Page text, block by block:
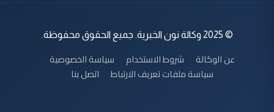
© 2025 وكالة نون الخبرية. جميع الحقوق محفوظة.
عن الوكالة شروط الاستخدام
سياسة الخصوصية
سياسة ملفات تعريف الارتباط
اتصل بنا